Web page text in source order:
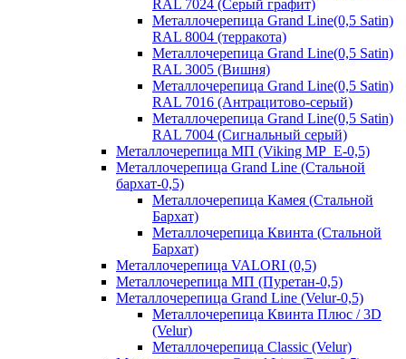
RAL 7024 (Серый графит)
Металлочерепица Grand Line(0,5 Satin)
RAL 8004 (терракота)
Металлочерепица Grand Line(0,5 Satin)
RAL 3005 (Вишня)
Металлочерепица Grand Line(0,5 Satin)
RAL 7016 (Антрацитово-серый)
Металлочерепица Grand Line(0,5 Satin)
RAL 7004 (Сигнальный серый)
Металлочерепица МП (Viking MP_E-0,5)
Металлочерепица Grand Line (Стальной
бархат-0,5)
Металлочерепица Камея (Стальной
Бархат)
Металлочерепица Квинта (Стальной
Бархат)
Металлочерепица VALORI (0,5)
Металлочерепица МП (Пуретан-0,5)
Металлочерепица Grand Line (Velur-0,5)
Металлочерепица Квинта Плюс / 3D
(Velur)
Металлочерепица Classic (Velur)